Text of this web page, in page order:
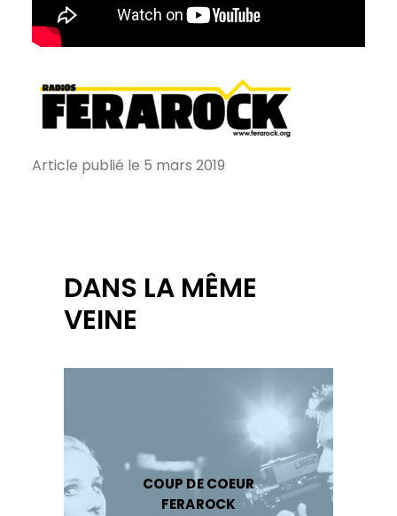
Article publié le 5 mars 2019
DANS LA MÊME
VEINE
COUP DE COEUR
FERAROCK